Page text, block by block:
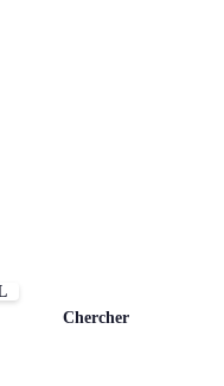
Chercher